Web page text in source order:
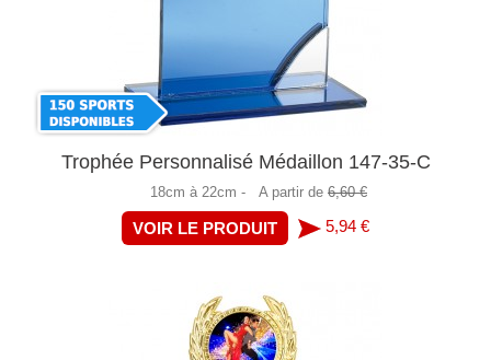
Trophée Personnalisé Médaillon 147-35-C
18cm à 22cm - A partir de 6,60 €
VOIR LE PRODUIT 5,94 €